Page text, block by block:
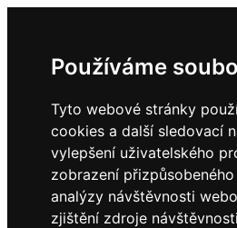
Používáme
Tyto webové stránky
cookies a další sledovací
vylepšení uživatelského
zobrazení
analýzy návštěvnosti
zjištění zdroje